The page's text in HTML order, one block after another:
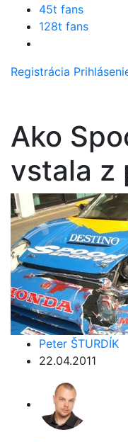
45t fans
128t fans
Registrácia
Ako
vstala z
Peter ŠTURDÍK
22.04.2011